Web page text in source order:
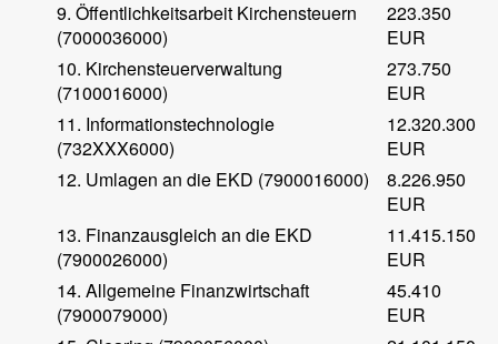
9. Öffentlichkeitsarbeit Kirchensteuern
(7000036000)
223.350
EUR
10. Kirchensteuerverwaltung
(7100016000)
273.750
EUR
11. Informationstechnologie
(732XXX6000)
12.320.300
EUR
12. Umlagen an die EKD (7900016000)
8.226.950
EUR
13. Finanzausgleich an die EKD
(7900026000)
11.415.150
EUR
14. Allgemeine Finanzwirtschaft
(7900079000)
45.410
EUR